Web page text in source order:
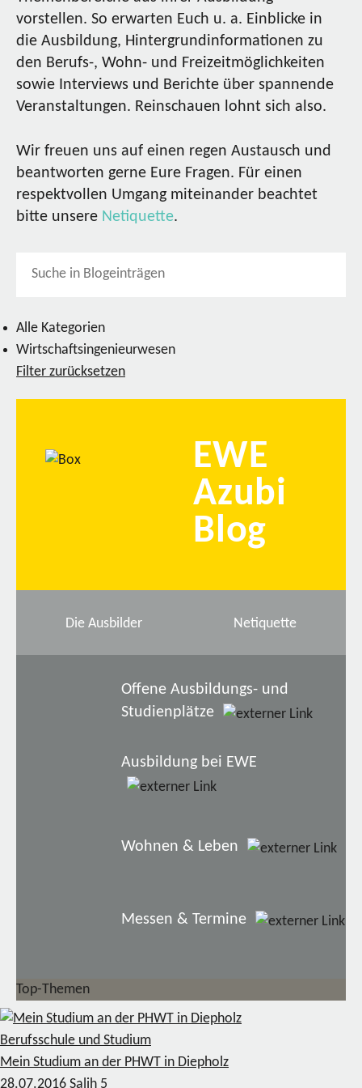
vorstellen. So erwarten Euch u. a. Einblicke in
die Ausbildung, Hintergrundinformationen zu
den Berufs-, Wohn- und Freizeitmöglichkeiten
sowie Interviews und Berichte über spannende
Veranstaltungen. Reinschauen lohnt sich also.
Wir freuen uns auf einen regen Austausch und
beantworten gerne Eure Fragen. Für einen
respektvollen Umgang miteinander beachtet
bitte unsere Netiquette.
Alle Kategorien
Wirtschaftsingenieurwesen
Filter zurücksetzen
EWE
Azubi
Blog
Die Ausbilder Netiquette
Offene Ausbildungs- und
Studienplätze
Ausbildung bei EWE
Wohnen & Leben
Messen & Termine
Top-Themen
Berufsschule und Studium
Mein Studium an der PHWT in Diepholz
28.07.2016 Salih 5